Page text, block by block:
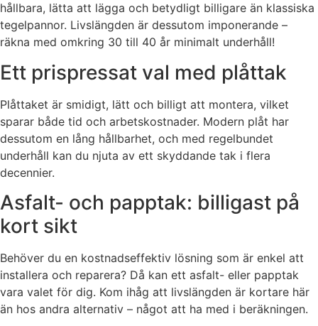
hållbara, lätta att lägga och betydligt billigare än klassiska
tegelpannor. Livslängden är dessutom imponerande –
räkna med omkring 30 till 40 år minimalt underhåll!
Ett prispressat val med plåttak
Plåttaket är smidigt, lätt och billigt att montera, vilket
sparar både tid och arbetskostnader. Modern plåt har
dessutom en lång hållbarhet, och med regelbundet
underhåll kan du njuta av ett skyddande tak i flera
decennier.
Asfalt- och papptak: billigast på
kort sikt
Behöver du en kostnadseffektiv lösning som är enkel att
installera och reparera? Då kan ett asfalt- eller papptak
vara valet för dig. Kom ihåg att livslängden är kortare här
än hos andra alternativ – något att ha med i beräkningen.